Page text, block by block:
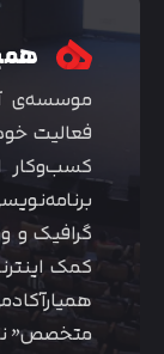
فعالیت
کسب‌و‌کار
گرافیک و
کمک
متخصص”